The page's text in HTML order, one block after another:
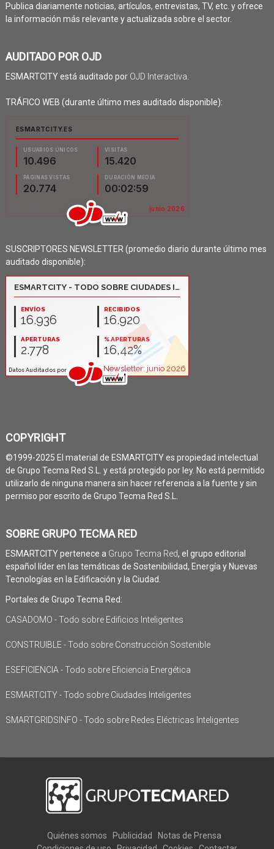
Publica diariamente noticias, artículos, entrevistas, TV, etc. y ofrece
la información más relevante y actualizada sobre el sector.
AUDITADO POR OJD
ESMARTCITY está auditado por OJD Interactiva
TRÁFICO WEB (durante último mes auditado disponible):
SUSCRIPTORES NEWSLETTER (promedio diario durante último mes
auditado disponible):
COPYRIGHT
©1999-2025 El material de ESMARTCITY es propiedad intelectual
de Grupo Tecma Red S.L. y está protegido por ley. No está permitido
utilizarlo de ninguna manera sin hacer referencia a la fuente y sin
permiso por escrito de Grupo Tecma Red S.L.
SOBRE GRUPO TECMA RED
ESMARTCITY pertenece a Grupo Tecma Red, el grupo editorial
español líder en las temáticas de Sostenibilidad, Energía y Nuevas
Tecnologías en la Edificación y la Ciudad.
Portales de Grupo Tecma Red:
CASADOMO - Todo sobre Edificios Inteligentes
CONSTRUIBLE - Todo sobre Construcción Sostenible
ESEFICIENCIA - Todo sobre Eficiencia Energética
ESMARTCITY - Todo sobre Ciudades Inteligentes
SMARTGRIDSINFO - Todo sobre Redes Eléctricas Inteligentes
Quiénes somos Publicidad
Notas de Prensa